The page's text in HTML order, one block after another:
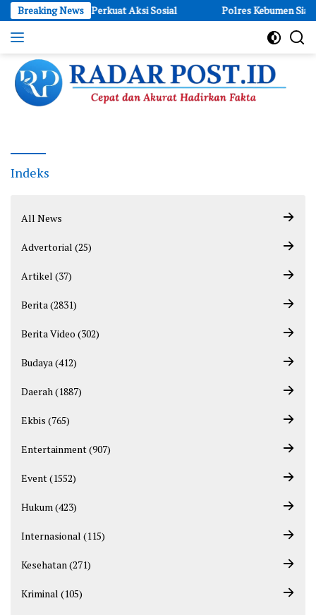
Skip
to
content
Breaking News
dan JA’PERS Perkuat Aksi Sosial Polres Kebumen
dan
Akurat
Hadirkan
Fakta
Indeks
All News
Advertorial (25)
Artikel (37)
Berita (2831)
Berita Video (302)
Budaya (412)
Daerah (1887)
Ekbis (765)
Entertainment (907)
Event (1552)
Hukum (423)
Internasional (115)
Kesehatan (271)
Kriminal (105)